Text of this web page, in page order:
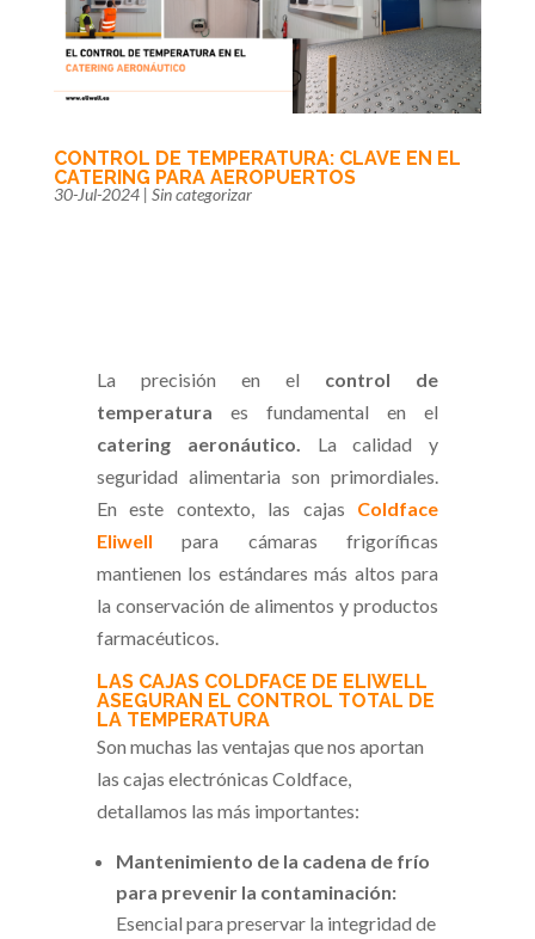
CONTROL DE TEMPERATURA: CLAVE EN EL
CATERING PARA AEROPUERTOS
30-Jul-2024| Sin categorizar
La precisión en el control de
temperatura es fundamental en el
catering aeronáutico. La calidad y
seguridad alimentaria son primordiales.
En este contexto, las cajas Coldface
Eliwell para cámaras frigoríficas
mantienen los estándares más altos para
la conservación de alimentos y productos
farmacéuticos.
LAS CAJAS COLDFACE DE ELIWELL
ASEGURAN EL CONTROL TOTAL DE
LA TEMPERATURA
Son muchas las ventajas que nos aportan
las cajas electrónicas Coldface,
detallamos las más importantes:
Mantenimiento de la cadena de frío
para prevenir la contaminación:
Esencial para preservar la integridad de